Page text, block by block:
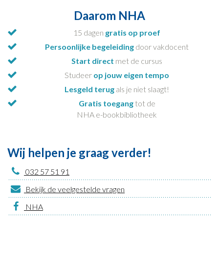
Daarom NHA
15 dagen gratis op proef
Persoonlijke begeleiding door vakdocent
Start direct met de cursus
Studeer op jouw eigen tempo
Lesgeld terug als je niet slaagt!
Gratis toegangtot de
NHA e-bookbibliotheek
Wij helpen je graag verder!
032 57 51 91
Bekijk de veelgestelde vragen
NHA